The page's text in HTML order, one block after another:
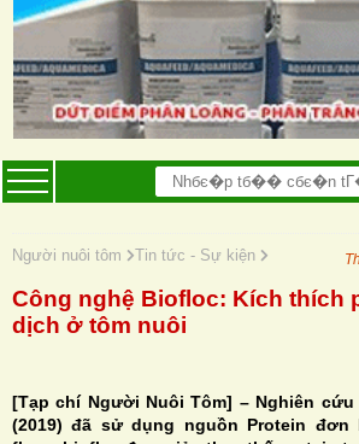
Người nuôi tôm Tin tức - Sự kiện
Công nghệ Biofloc: Kích thích
dịch ở tôm nuôi
[Tạp chí Người Nuôi Tôm] – Nghiên cứu
(2019) đã sử dụng nguồn Protein đơn